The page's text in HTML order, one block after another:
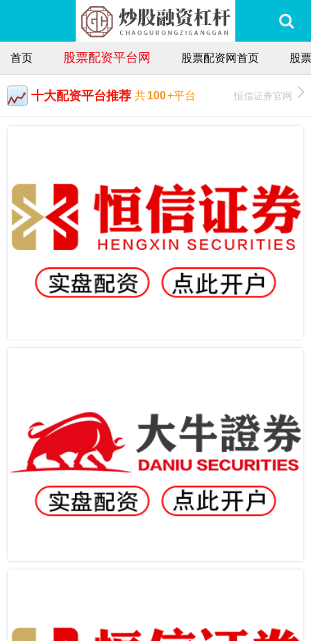
首页 股票配资平台网 股票配资网首页 股
十大配资平台推荐 共100+平台 恒信证券官网